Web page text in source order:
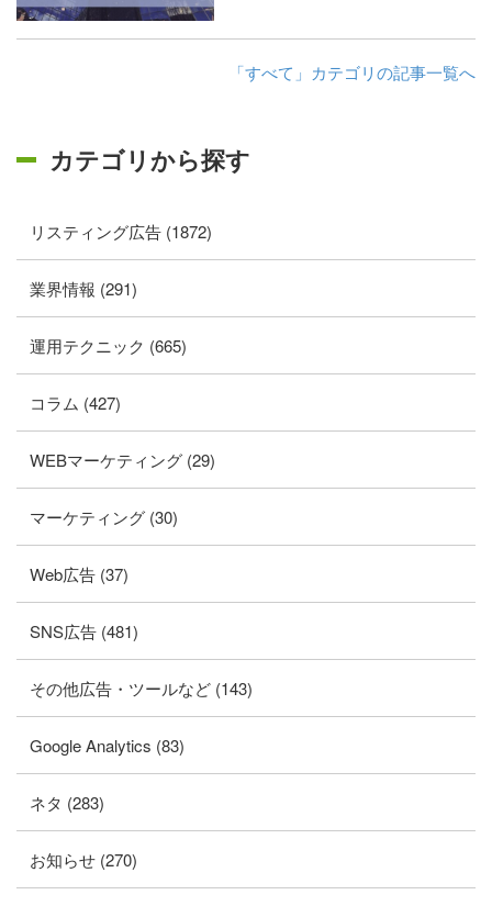
「すべて」カテゴリの記事一覧へ
カテゴリから探す
リスティング広告 (1872)
業界情報 (291)
運用テクニック (665)
コラム (427)
WEBマーケティング (29)
マーケティング (30)
Web広告 (37)
SNS広告 (481)
その他広告・ツールなど (143)
Google Analytics (83)
ネタ (283)
お知らせ (270)